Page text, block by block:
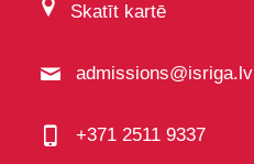
Skatīt kartē
admissions@isriga.lv
+371 2511 9337